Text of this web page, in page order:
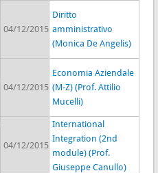
04/12/2015
Diritto
amministrativo
(Monica De Angelis)
04/12/2015
Economia Aziendale
(M-Z) (Prof. Attilio
Mucelli)
04/12/2015
International
Integration (2nd
module) (Prof.
Giuseppe Canullo)